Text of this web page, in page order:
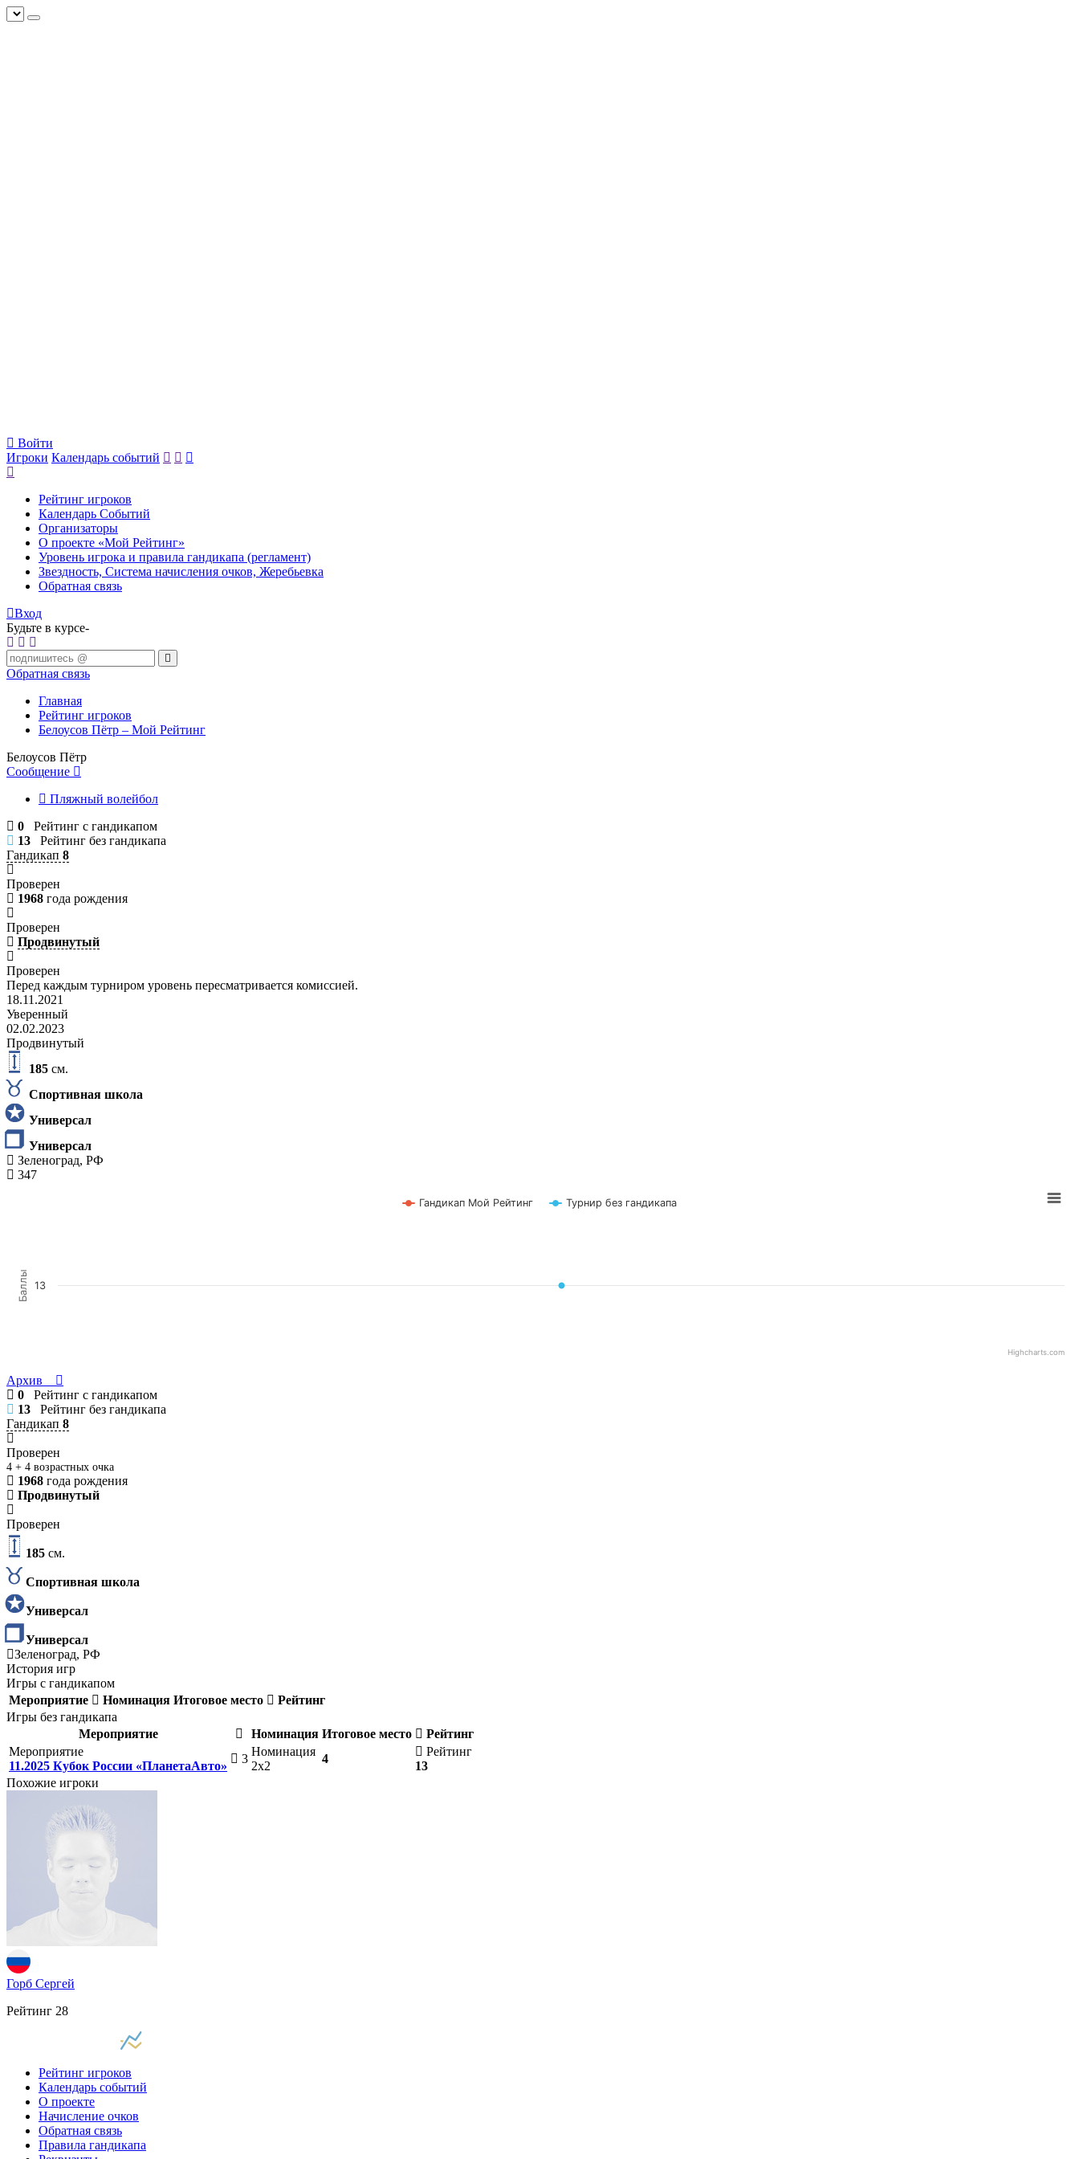
Войти
Игроки Календарь событий
Рейтинг игроков
Календарь Событий
Организаторы
О проекте «Мой Рейтинг»
Уровень игрока и правила гандикапа (регламент)
Звездность, Система начисления очков, Жеребьевка
Обратная связь
Вход
Будьте в курсе-
Обратная связь
Главная
Рейтинг игроков
Белоусов Пётр – Мой Рейтинг
Белоусов Пётр
Сообщение
Пляжный волейбол
0 Рейтинг с гандикапом
13 Рейтинг без гандикапа
Гандикап 8
Проверен
1968 года рождения
Проверен
Продвинутый
Проверен
Перед каждым турниром уровень пересматривается комиссией.
18.11.2021
Уверенный
02.02.2023
Продвинутый
185 см.
Спортивная школа
Универсал
Универсал
Зеленоград, РФ
347
Баллы
Гандикап Мой Рейтинг Турнир без гандикапа
13
Highcharts.com
Архив
0 Рейтинг с гандикапом
13 Рейтинг без гандикапа
Гандикап 8
Проверен
4 + 4 возрастных очка
1968 года рождения
Продвинутый
Проверен
185 см.
Спортивная школа
Универсал
Универсал
Зеленоград, РФ
История игр
Игры с гандикапом
Мероприятие
Номинация Итоговое место
Рейтинг
Игры без гандикапа
Мероприятие
Номинация Итоговое место
Рейтинг
Мероприятие
11.2025 Кубок России «ПланетаАвто»
3
Номинация
2х2
4
Рейтинг
13
Похожие игроки
Горб Сергей
Рейтинг 28
Рейтинг игроков
Календарь событий
О проекте
Начисление очков
Обратная связь
Правила гандикапа